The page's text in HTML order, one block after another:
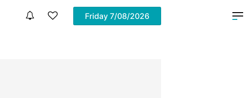
Friday 7/08/2026